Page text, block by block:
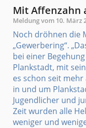
Mit Affenzahn
Meldung vom 10. März
Noch dröhnen die
„Gewerbering“.
bei einer
Plankstadt, mit
es schon seit
in und um
Jugendlicher und
Zeit wurden alle
weniger und